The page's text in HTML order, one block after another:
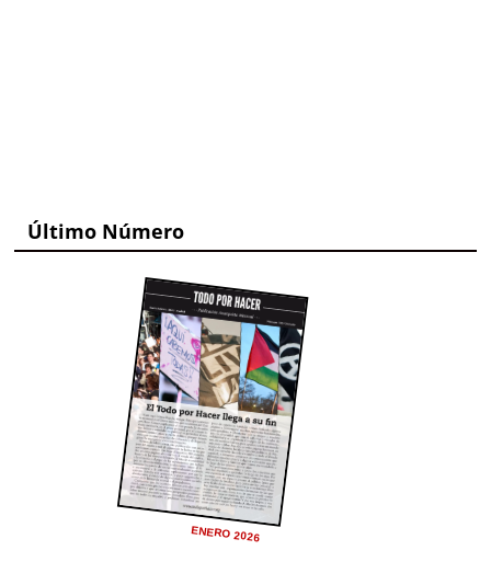
Último Número
ENERO 2026